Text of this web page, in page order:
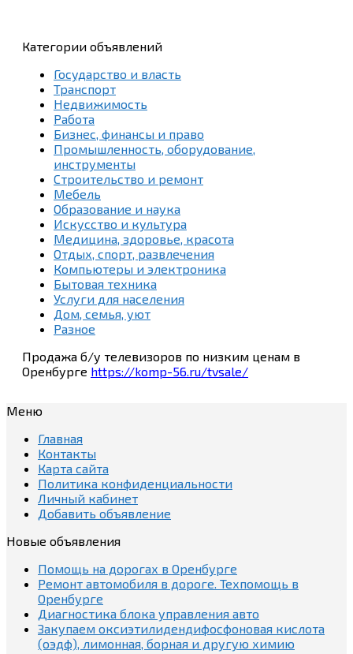
Категории объявлений
Государство и власть
Транспорт
Недвижимость
Работа
Бизнес, финансы и право
Промышленность, оборудование,
инструменты
Строительство и ремонт
Мебель
Образование и наука
Искусство и культура
Медицина, здоровье, красота
Отдых, спорт, развлечения
Компьютеры и электроника
Бытовая техника
Услуги для населения
Дом, семья, уют
Разное
Продажа б/у телевизоров по низким ценам в
Оренбурге https://komp-56.ru/tvsale/
Меню
Главная
Контакты
Карта сайта
Политика конфиденциальности
Личный кабинет
Добавить объявление
Новые объявления
Помощь на дорогах в Оренбурге
Ремонт автомобиля в дороге. Техпомощь в
Оренбурге
Диагностика блока управления авто
Закупаем оксиэтилидендифосфоновая кислота
(оэдф), лимонная, борная и другую химию